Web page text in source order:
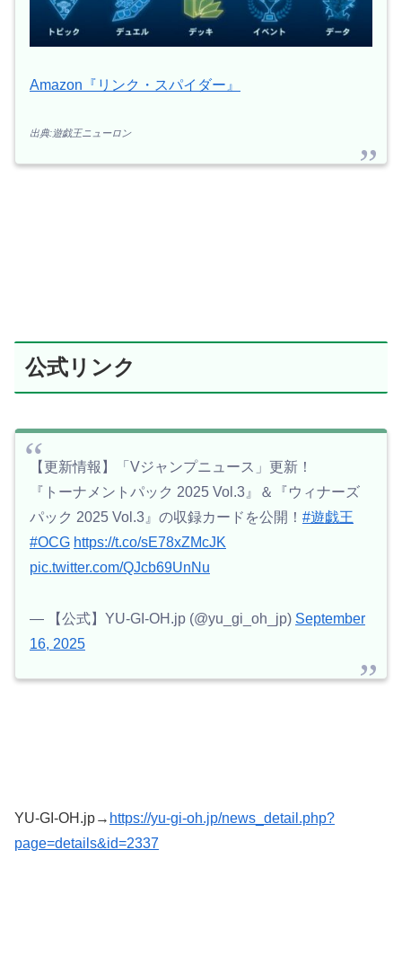
Amazon『リンク・スパイダー』
出典:遊戯王ニューロン
公式リンク
【更新情報】「Vジャンプニュース」更新！
『トーナメントパック 2025 Vol.3』＆『ウィナーズ
パック 2025 Vol.3』の収録カードを公開！ #遊戯王
#OCG https://t.co/sE78xZMcJK
pic.twitter.com/QJcb69UnNu
— 【公式】YU-GI-OH.jp (@yu_gi_oh_jp) September
16, 2025
YU-GI-OH.jp→ https://yu-gi-oh.jp/news_detail.php?
page=details&id=2337